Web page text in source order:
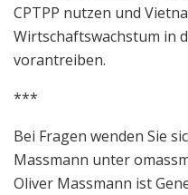
CPTPP nutzen und
Wirtschaftswachstum in
vorantreiben.
***
Bei Fragen wenden Sie
Massmann unter
Oliver Massmann ist